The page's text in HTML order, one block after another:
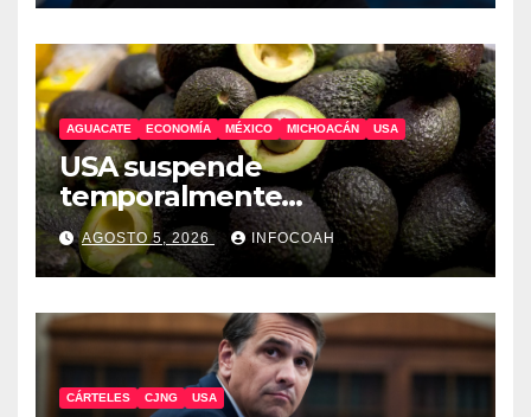
AGUACATE ECONOMÍA MÉXICO MICHOACÁN USA
USA suspende
temporalmente
exportaciones de aguacate
michoacano
AGOSTO 5, 2026 INFOCOAH
CÁRTELES CJNG USA